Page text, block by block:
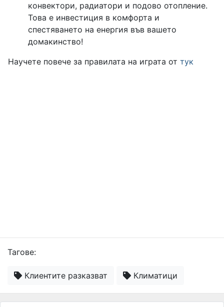
конвектори, радиатори и подово отопление.
Това е инвестиция в комфорта и
спестяването на енергия във вашето
домакинство!
Научете повече за правилата на играта от тук
Тагове:
Клиентите разказват Климатици